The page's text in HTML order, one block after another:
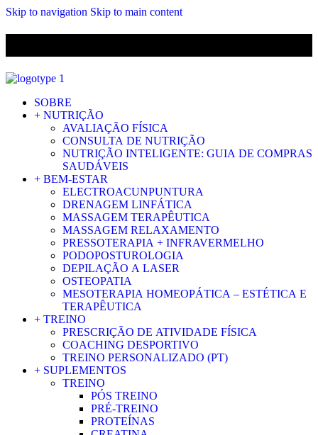
Skip to navigation Skip to main content
SOBRE
+ NUTRIÇÃO
AVALIAÇÃO FÍSICA
CONSULTA DE NUTRIÇÃO
NUTRIÇÃO INTELIGENTE: GUIA DE COMPRAS
SAUDÁVEIS
+ BEM-ESTAR
ELECTROACUNPUNTURA
DRENAGEM LINFÁTICA
MASSAGEM TERAPÊUTICA
MASSAGEM RELAXAMENTO
PRESSOTERAPIA + INFRAVERMELHO
PODOPOSTUROLOGIA
DEPILAÇÃO A LASER
OSTEOPATIA
MESOTERAPIA HOMEOPÁTICA – ESTÉTICA E
TERAPÊUTICA
+ TREINO
PRESCRIÇÃO DE ATIVIDADE FÍSICA
COACHING DESPORTIVO
TREINO PERSONALIZADO (PT)
+ SUPLEMENTOS
TREINO
PÓS TREINO
PRÉ-TREINO
PROTEÍNAS